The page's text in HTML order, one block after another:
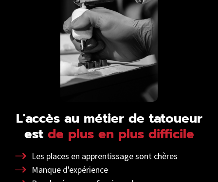
L'accès au métier de tatoueur
est de plus en plus difficile
Les places en apprentissage sont chères
Manque d'expérience